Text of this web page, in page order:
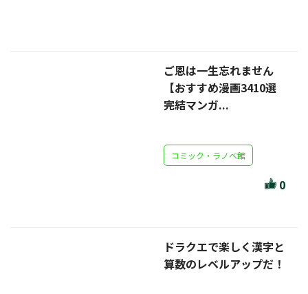
リセット
ご恩は一生忘れません
【おすすめ漫画3410選
完結マンガ...
コミック・ラノベ館
0
ドラクエで楽しく漢字と
算数のレベルアップだ！